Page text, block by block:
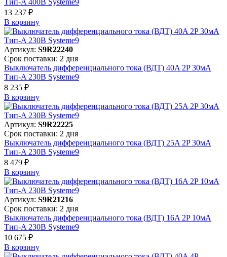
13 237 ₽
В корзинy
Артикул: S9R22240
Срок поставки: 2 дня
Выключатель дифференциального тока (ВДТ) 40A 2P 30мА
Тип-A 230В Systeme9
8 235 ₽
В корзинy
Артикул: S9R22225
Срок поставки: 2 дня
Выключатель дифференциального тока (ВДТ) 25A 2P 30мА
Тип-A 230В Systeme9
8 479 ₽
В корзинy
Артикул: S9R21216
Срок поставки: 2 дня
Выключатель дифференциального тока (ВДТ) 16A 2P 10мА
Тип-A 230В Systeme9
10 675 ₽
В корзинy